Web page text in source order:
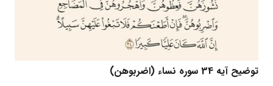
توضیح آیه 34 سوره نساء (اضربوهن)